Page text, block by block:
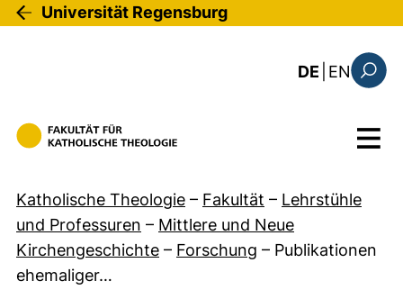
Direkt zum Inhalt
Universität Regensburg
DE EN: this
Menü
Katholische Theologie – Fakultät – Lehrstühle
und Professuren – Mittlere und Neue
Kirchengeschichte – Forschung – Publikationen
ehemaliger…